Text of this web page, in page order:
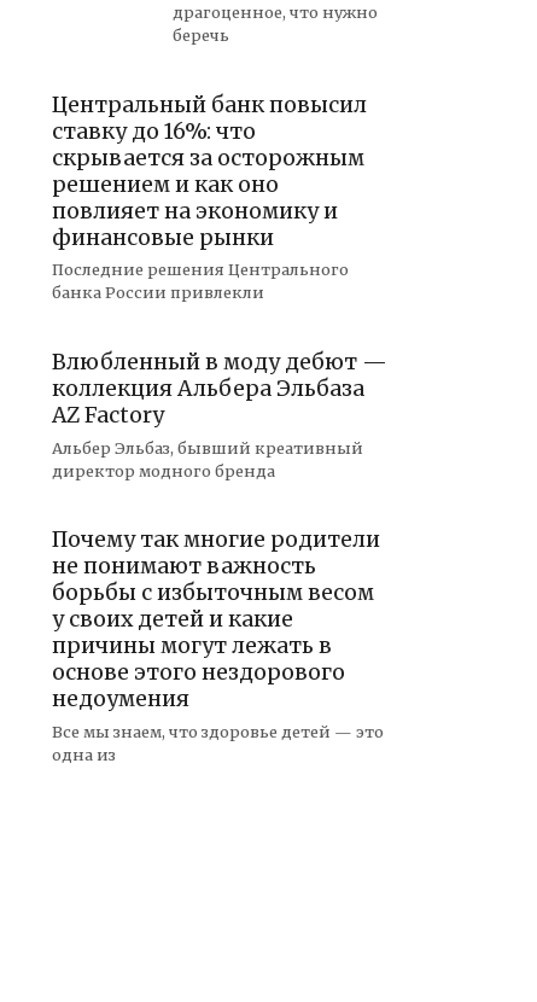
драгоценное, что нужно
беречь
Центральный банк повысил
ставку до 16%: что
скрывается за осторожным
решением и как оно
повлияет на экономику и
финансовые рынки
Последние решения Центрального
банка России привлекли
Влюбленный в моду дебют —
коллекция Альбера Эльбаза
AZ Factory
Альбер Эльбаз, бывший креативный
директор модного бренда
Почему так многие родители
не понимают важность
борьбы с избыточным весом
у своих детей и какие
причины могут лежать в
основе этого нездорового
недоумения
Все мы знаем, что здоровье детей — это
одна из